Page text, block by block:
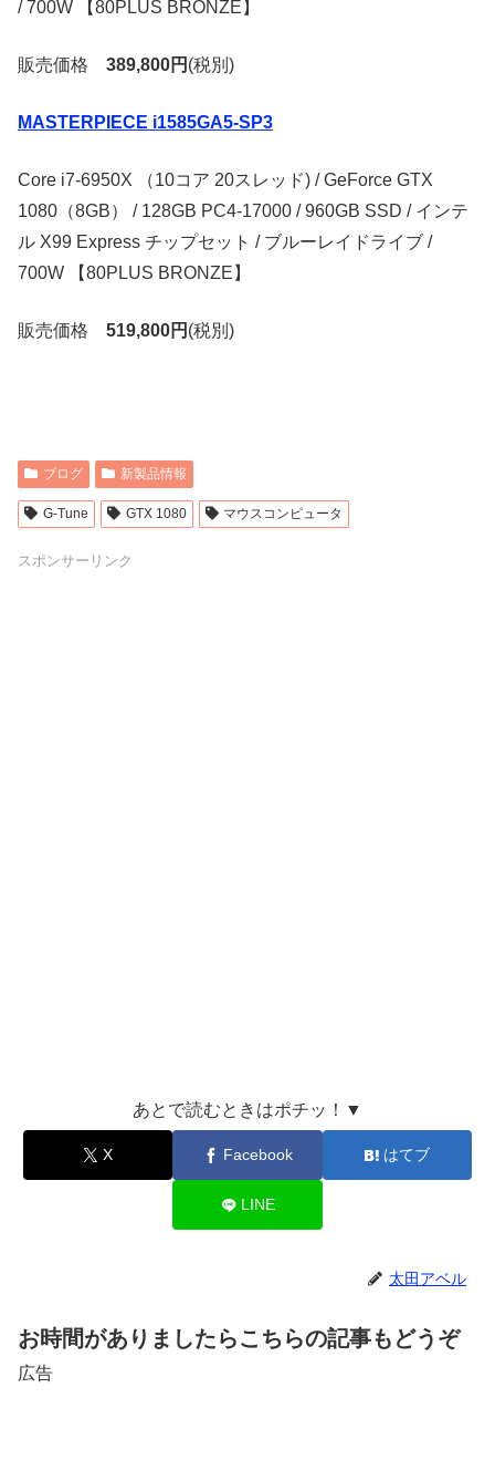
/ 700W 【80PLUS BRONZE】
販売価格 389,800円 (税別)
MASTERPIECE i1585GA5-SP3
Core i7-6950X （10コア 20スレッド) / GeForce GTX
1080（8GB） / 128GB PC4-17000 / 960GB SSD / インテ
ル X99 Express チップセット / ブルーレイドライブ /
700W 【80PLUS BRONZE】
販売価格 519,800円 (税別)
ブログ 新製品情報
G-Tune GTX 1080 マウスコンピュータ
スポンサーリンク
あとで読むときはポチッ！▼
X Facebook はてブ
LINE
太田アベル
お時間がありましたらこちらの記事もどうぞ
広告